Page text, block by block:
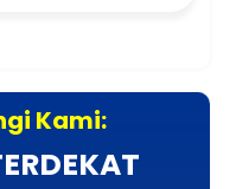
Kami: